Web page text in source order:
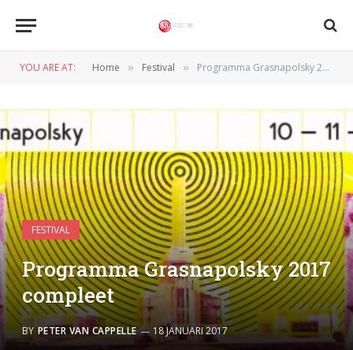
YOU ARE AT: Home » Festival » Programma Grasnapolsky 2017 compleet
FESTIVAL
Programma Grasnapolsky 2017
compleet
BY PETER VAN CAPPELLE 18 JANUARI 2017